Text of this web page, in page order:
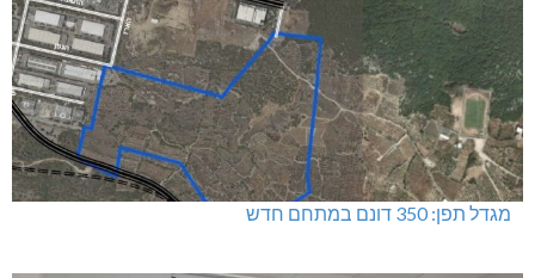
מגדל תפן: 350 דונם במתחם חדש